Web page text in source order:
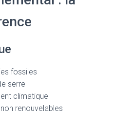
fossiles
serre
climatique
renouvelables